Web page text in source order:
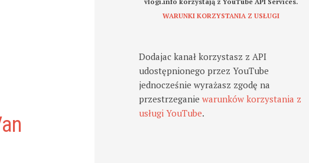
WARUNKI KORZYSTANIA Z USŁUGI
Dodajac kanał korzystasz z API
udostępnionego przez YouTube
jednocześnie wyrażasz zgodę na
przestrzeganiewarunków korzystania z
usługi YouTube.